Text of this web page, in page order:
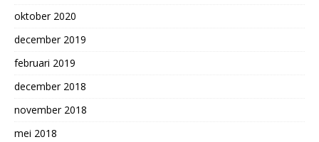
oktober 2020
december 2019
februari 2019
december 2018
november 2018
mei 2018